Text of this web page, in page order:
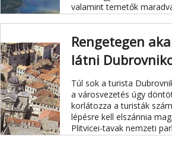
valamint temetők
bukkantak elő.
Rengetegen
látni
Túl sok a turista
a városvezetés úgy
korlátozza a turisták
lépésre kell elszánnia
Plitvicei-tavak nemzeti
ellenkező esetben